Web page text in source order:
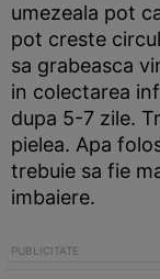
umezeala pot
pot creste
sa grabeasca
in colectarea
dupa 5-7 zile.
pielea. Apa
trebuie sa fie
imbaiere.